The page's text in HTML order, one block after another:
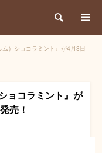
検索
）ショコラミント』が4月3日
ョコラミント』が
売！